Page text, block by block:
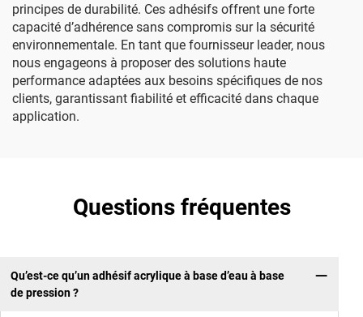
principes de durabilité. Ces adhésifs offrent une forte
capacité d’adhérence sans compromis sur la sécurité
environnementale. En tant que fournisseur leader, nous
nous engageons à proposer des solutions haute
performance adaptées aux besoins spécifiques de nos
clients, garantissant fiabilité et efficacité dans chaque
application.
Questions fréquentes
Qu’est-ce qu’un adhésif acrylique à base d’eau à base
de pression ?